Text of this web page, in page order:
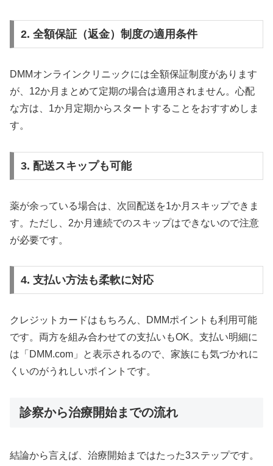
2. 全額保証（返金）制度の適用条件
DMMオンラインクリニックには全額保証制度があります
が、12か月まとめて定期の場合は適用されません。心配
な方は、1か月定期からスタートすることをおすすめしま
す。
3. 配送スキップも可能
薬が余っている場合は、次回配送を1か月スキップできま
す。ただし、2か月連続でのスキップはできないので注意
が必要です。
4. 支払い方法も柔軟に対応
クレジットカードはもちろん、DMMポイントも利用可能
です。両方を組み合わせての支払いもOK。支払い明細に
は「DMM.com」と表示されるので、家族にも気づかれに
くいのがうれしいポイントです。
診察から治療開始までの流れ
結論から言えば、治療開始まではたった3ステップです。